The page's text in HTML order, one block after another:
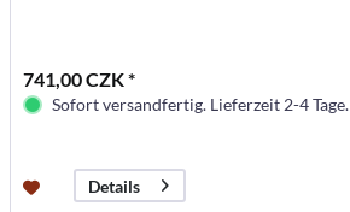
741,00 CZK *
Sofort versandfertig. Lieferzeit 2-4 Tage.
Details